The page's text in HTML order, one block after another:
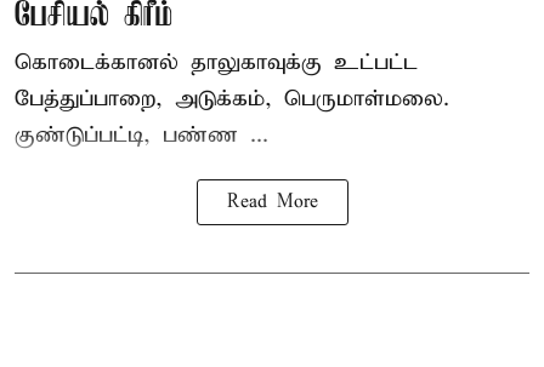
பேசியல் கிரீம்
கொடைக்கானல் தாலுகாவுக்கு உட்பட்ட
பேத்துப்பாறை, அடுக்கம், பெருமாள்மலை.
குண்டுப்பட்டி, பண்ண ...
Read More